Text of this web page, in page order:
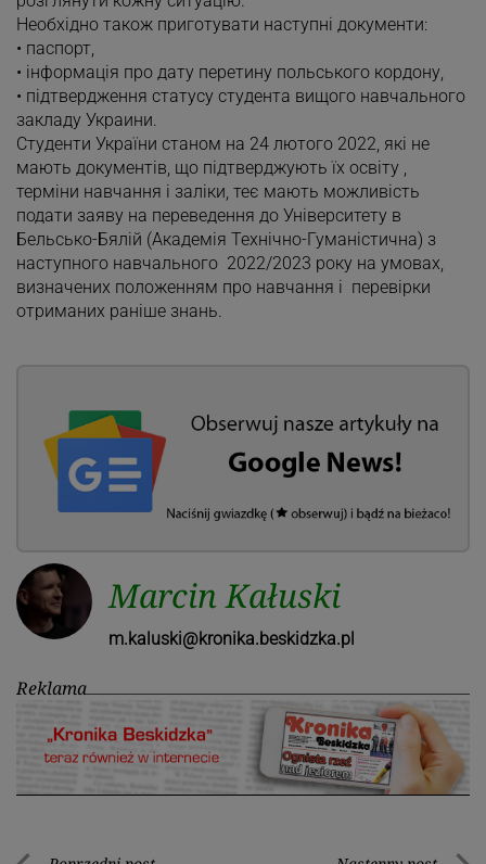
Необхідно також приготувати наступні документи:
• паспорт,
• інформація про дату перетину польського кордону,
• підтвердження статусу студента вищого навчального
закладу Украини.
Студенти України станом на 24 лютого 2022, які не
мають документів, що підтверджують їх освіту ,
терміни навчання і заліки, теє мають можливість
подати заяву на переведення до Університету в
Бельсько-Бялій (Академія Технічно-Гуманістична) з
наступного навчального 2022/2023 року на умовах,
визначених положенням про навчання і перевірки
отриманих раніше знань.
Marcin Kałuski
m.kaluski@kronika.beskidzka.pl
Reklama